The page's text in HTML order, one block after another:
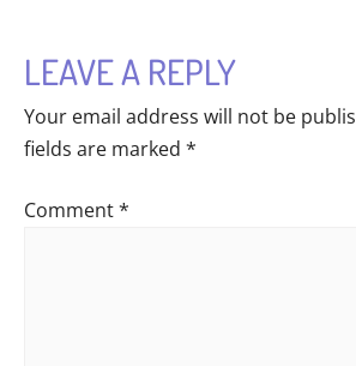
LEAVE A REPLY
Your email address will not be
fields are marked *
Comment*